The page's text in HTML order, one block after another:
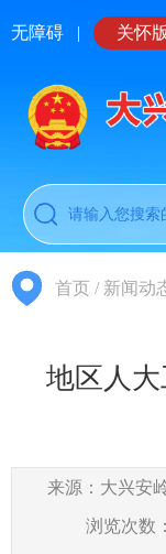
无障碍 | 关怀版
首页 / 新闻动
地区人大
来源：大兴安
浏览次数：